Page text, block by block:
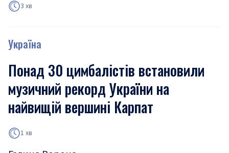
3 хв
Україна
Понад 30 цимбалістів встановили
музичний рекорд України на
найвищій вершині Карпат
1 хв